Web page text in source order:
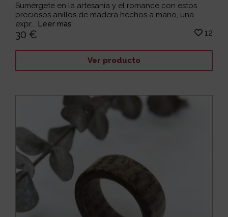
Sumérgete en la artesanía y el romance con estos
preciosos anillos de madera hechos a mano, una
expr... Leer más
30 € 12
Ver producto